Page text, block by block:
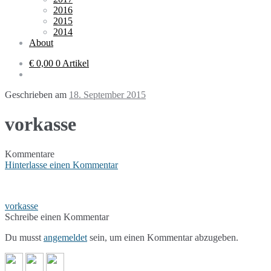
2016
2015
2014
About
€ 0,00 0 Artikel
Geschrieben am 18. September 2015
vorkasse
Kommentare
Hinterlasse einen Kommentar
Beitragsnavigation
vorkasse
Schreibe einen Kommentar
Du musst angemeldet sein, um einen Kommentar abzugeben.